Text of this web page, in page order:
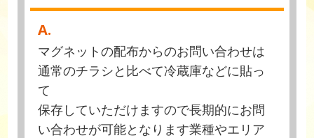
A.
マグネットの配布からのお問い合わせは
通常のチラシと比べて冷蔵庫などに貼っ
て
保存していただけますので長期的にお問
い合わせが可能となります業種やエリア